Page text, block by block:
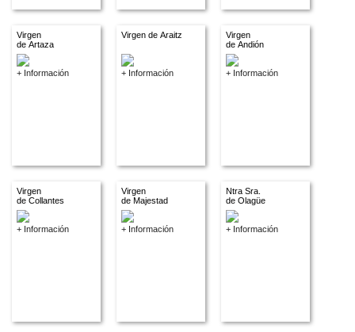
Virgen
de Artaza
+ Información
Virgen de Araitz
+ Información
Virgen
de Andión
+ Información
Virgen
de Collantes
+ Información
Virgen
de Majestad
+ Información
Ntra Sra.
de Olagüe
+ Información